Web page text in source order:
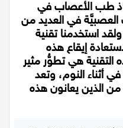
طب الأعصاب في
في العديد من
استخدمنا تقنية
إيقاع هذه
هي تطوُّر مثير
أثناء النوم، وتعد
من الذين يعانون هذه